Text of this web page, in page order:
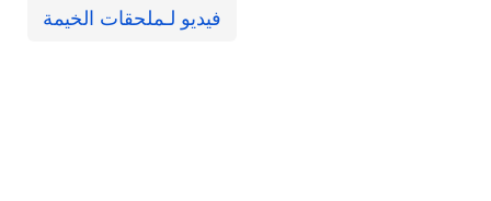
فيديو لـملحقات الخيمة